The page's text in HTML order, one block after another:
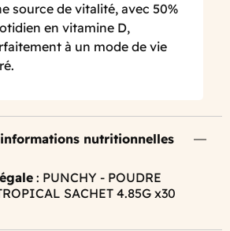
source de vitalité, avec 50%
en vitamine D,
à un mode de vie
nutritionnelles
: PUNCHY - POUDRE
SACHET 4.85G x30